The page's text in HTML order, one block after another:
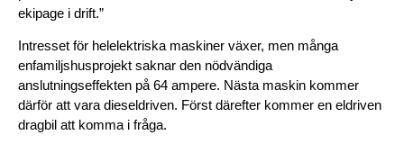
ekipage i drift.”
Intresset för helelektriska maskiner växer, men många
enfamiljshusprojekt saknar den nödvändiga
anslutningseffekten på 64 ampere. Nästa maskin kommer
därför att vara dieseldriven. Först därefter kommer en eldriven
dragbil att komma i fråga.